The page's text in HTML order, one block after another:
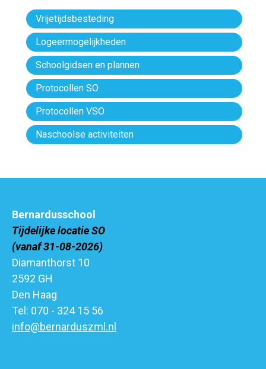
Vrijetijdsbesteding
Logeermogelijkheden
Schoolgidsen en plannen
Protocollen SO
Protocollen VSO
Naschoolse activiteiten
Bernardusschool
Tijdelijke locatie SO
(vanaf 31-08-2026)
Diamanthorst 10
2592 GH
Den Haag
Tel: 070 - 324 15 56
info@bernarduszml.nl